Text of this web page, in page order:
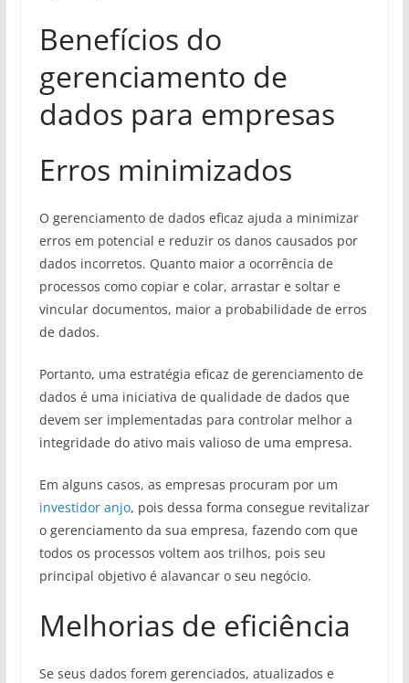
Benefícios do
gerenciamento de
dados para empresas
Erros minimizados
O gerenciamento de dados eficaz ajuda a minimizar
erros em potencial e reduzir os danos causados ​​por
dados incorretos. Quanto maior a ocorrência de
processos como copiar e colar, arrastar e soltar e
vincular documentos, maior a probabilidade de erros
de dados.
Portanto, uma estratégia eficaz de gerenciamento de
dados é uma iniciativa de qualidade de dados que
devem ser implementadas para controlar melhor a
integridade do ativo mais valioso de uma empresa.
Em alguns casos, as empresas procuram por um
investidor anjo, pois dessa forma consegue revitalizar
o gerenciamento da sua empresa, fazendo com que
todos os processos voltem aos trilhos, pois seu
principal objetivo é alavancar o seu negócio.
Melhorias de eficiência
Se seus dados forem gerenciados, atualizados e